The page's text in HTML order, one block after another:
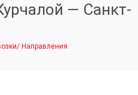
— Санкт-
/ Направления